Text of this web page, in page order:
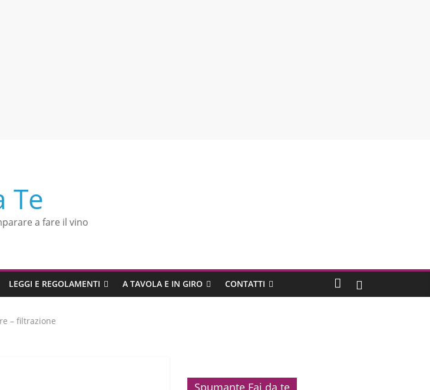
Te
a fare il vino
LEGGI E REGOLAMENTI A TAVOLA E IN GIRO CONTATTI
– filtrazione
Spumante Fai da te